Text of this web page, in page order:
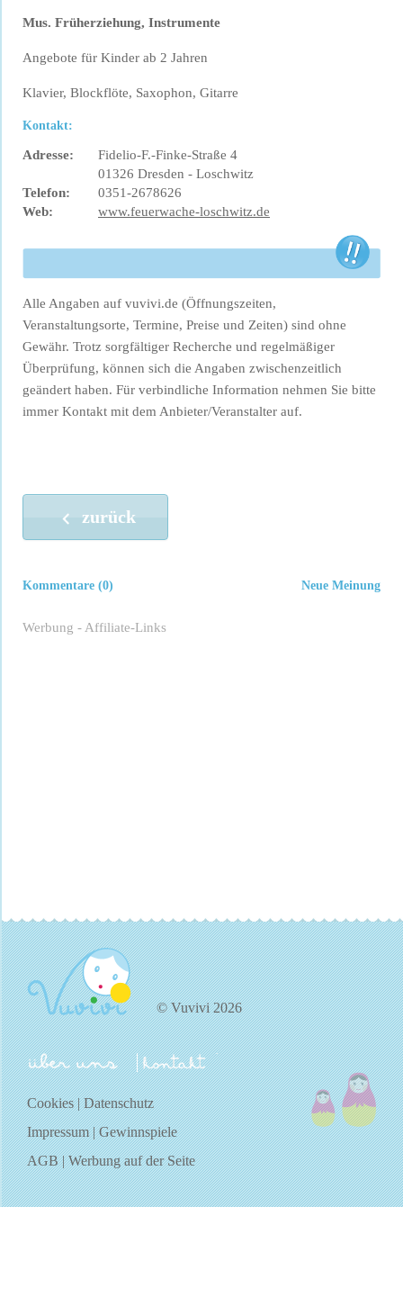
Mus. Früherziehung, Instrumente
Angebote für Kinder ab 2 Jahren
Klavier, Blockflöte, Saxophon, Gitarre
Kontakt:
Adresse:
Fidelio-F.-Finke-Straße 4
01326 Dresden - Loschwitz
Telefon:
0351-2678626
Web:
www.feuerwache-loschwitz.de
Alle Angaben auf vuvivi.de (Öffnungszeiten,
Veranstaltungsorte, Termine, Preise und Zeiten) sind ohne
Gewähr. Trotz sorgfältiger Recherche und regelmäßiger
Überprüfung, können sich die Angaben zwischenzeitlich
geändert haben. Für verbindliche Information nehmen Sie bitte
immer Kontakt mit dem Anbieter/Veranstalter auf.
zurück
Neue Meinung
Kommentare (0)
Werbung - Affiliate-Links
© Vuvivi 2026
über uns kontakt
Cookies|Datenschutz
Impressum|Gewinnspiele
AGB|Werbung auf der Seite